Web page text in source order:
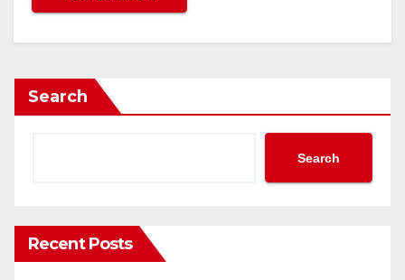
Search
Search
Recent Posts